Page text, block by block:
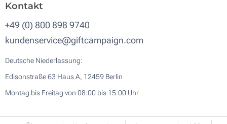
Kontakt
+49 (0) 800 898 9740
kundenservice@giftcampaign.com
Deutsche Niederlassung:
Edisonstraße 63 Haus A, 12459 Berlin
Montag bis Freitag von 08:00 bis 15:00 Uhr